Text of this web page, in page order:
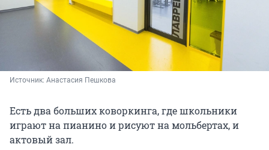
Источник: Анастасия Пешкова
Есть два больших коворкинга, где школьники
играют на пианино и рисуют на мольбертах, и
актовый зал.